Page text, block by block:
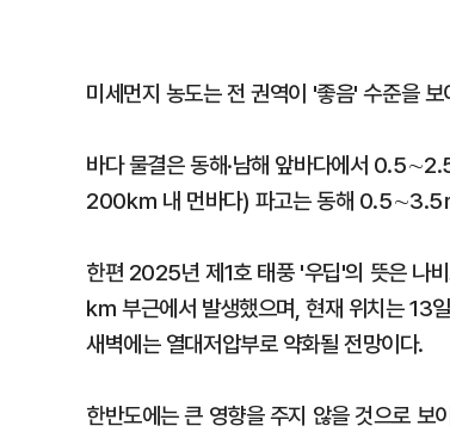
미세먼지 농도는 전 권역이 '좋음' 수준을 보
바다 물결은 동해·남해 앞바다에서
200㎞ 내 먼바다) 파고는 동해
한편 2025년 제1호 태풍 '우딥'의 뜻은 나
㎞ 부근에서 발생했으며, 현재 위치는 13
새벽에는 열대저압부로 약화될 전망이다.
한반도에는 큰 영향을 주지 않을 것으로 보